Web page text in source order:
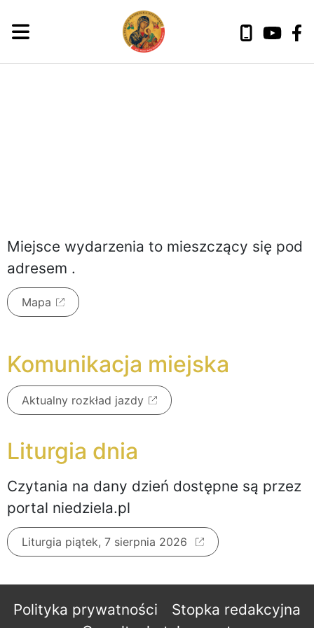
Miejsce wydarzenia to mieszczący się pod
adresem .
Mapa
Komunikacja miejska
Aktualny rozkład jazdy
Liturgia dnia
Czytania na dany dzień dostępne są przez
portal niedziela.pl
Liturgia piątek, 7 sierpnia 2026
Polityka prywatności
Stopka redakcyjna